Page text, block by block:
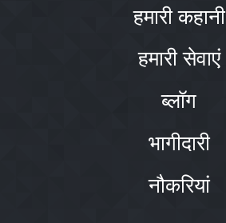
हमारी कहानी
हमारी सेवाएं
ब्लॉग
भागीदारी
नौकरियां